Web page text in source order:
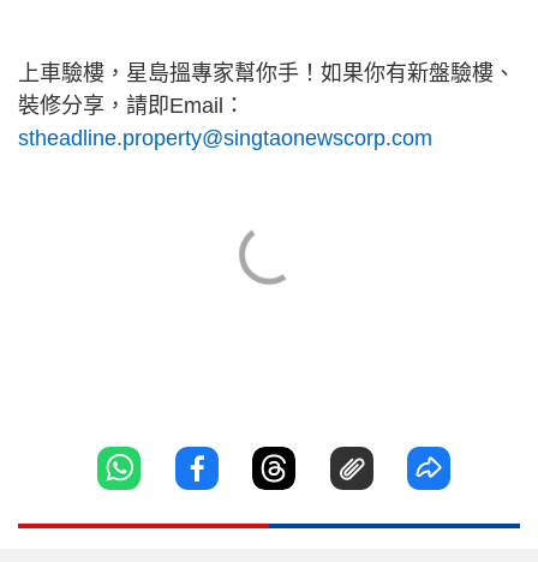
上車驗樓，星島搵專家幫你手！如果你有新盤驗樓、
裝修分享，請即Email：
stheadline.property@singtaonewscorp.com